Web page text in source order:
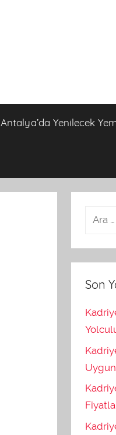
Antalya’da Yenilecek
Son